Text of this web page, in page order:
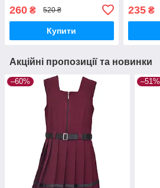
260 ₴ 520 ₴
Купити
235₴
Акційні пропозиції та новинки
–60% –51%